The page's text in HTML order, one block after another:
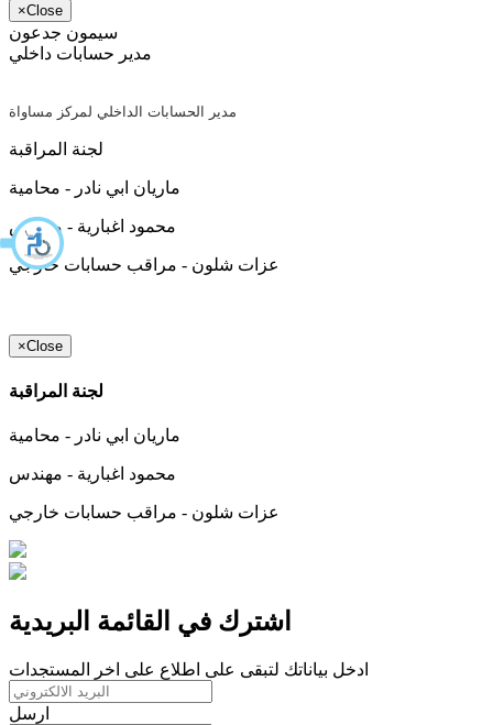
×Close
سيمون جدعون
مدير حسابات داخلي
مدير الحسابات الداخلي لمركز مساواة
لجنة المراقبة
ماريان ابي نادر - محامية
محمود اغبارية - مهندس
×Close
لجنة المراقبة
ماريان ابي نادر - محامية
محمود اغبارية - مهندس
اشترك في القائمة البريدية
ادخل بياناتك لتبقى على اطلاع على اخر المستجدات
ارسل